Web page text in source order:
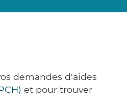
demandes d'aides
et pour trouver